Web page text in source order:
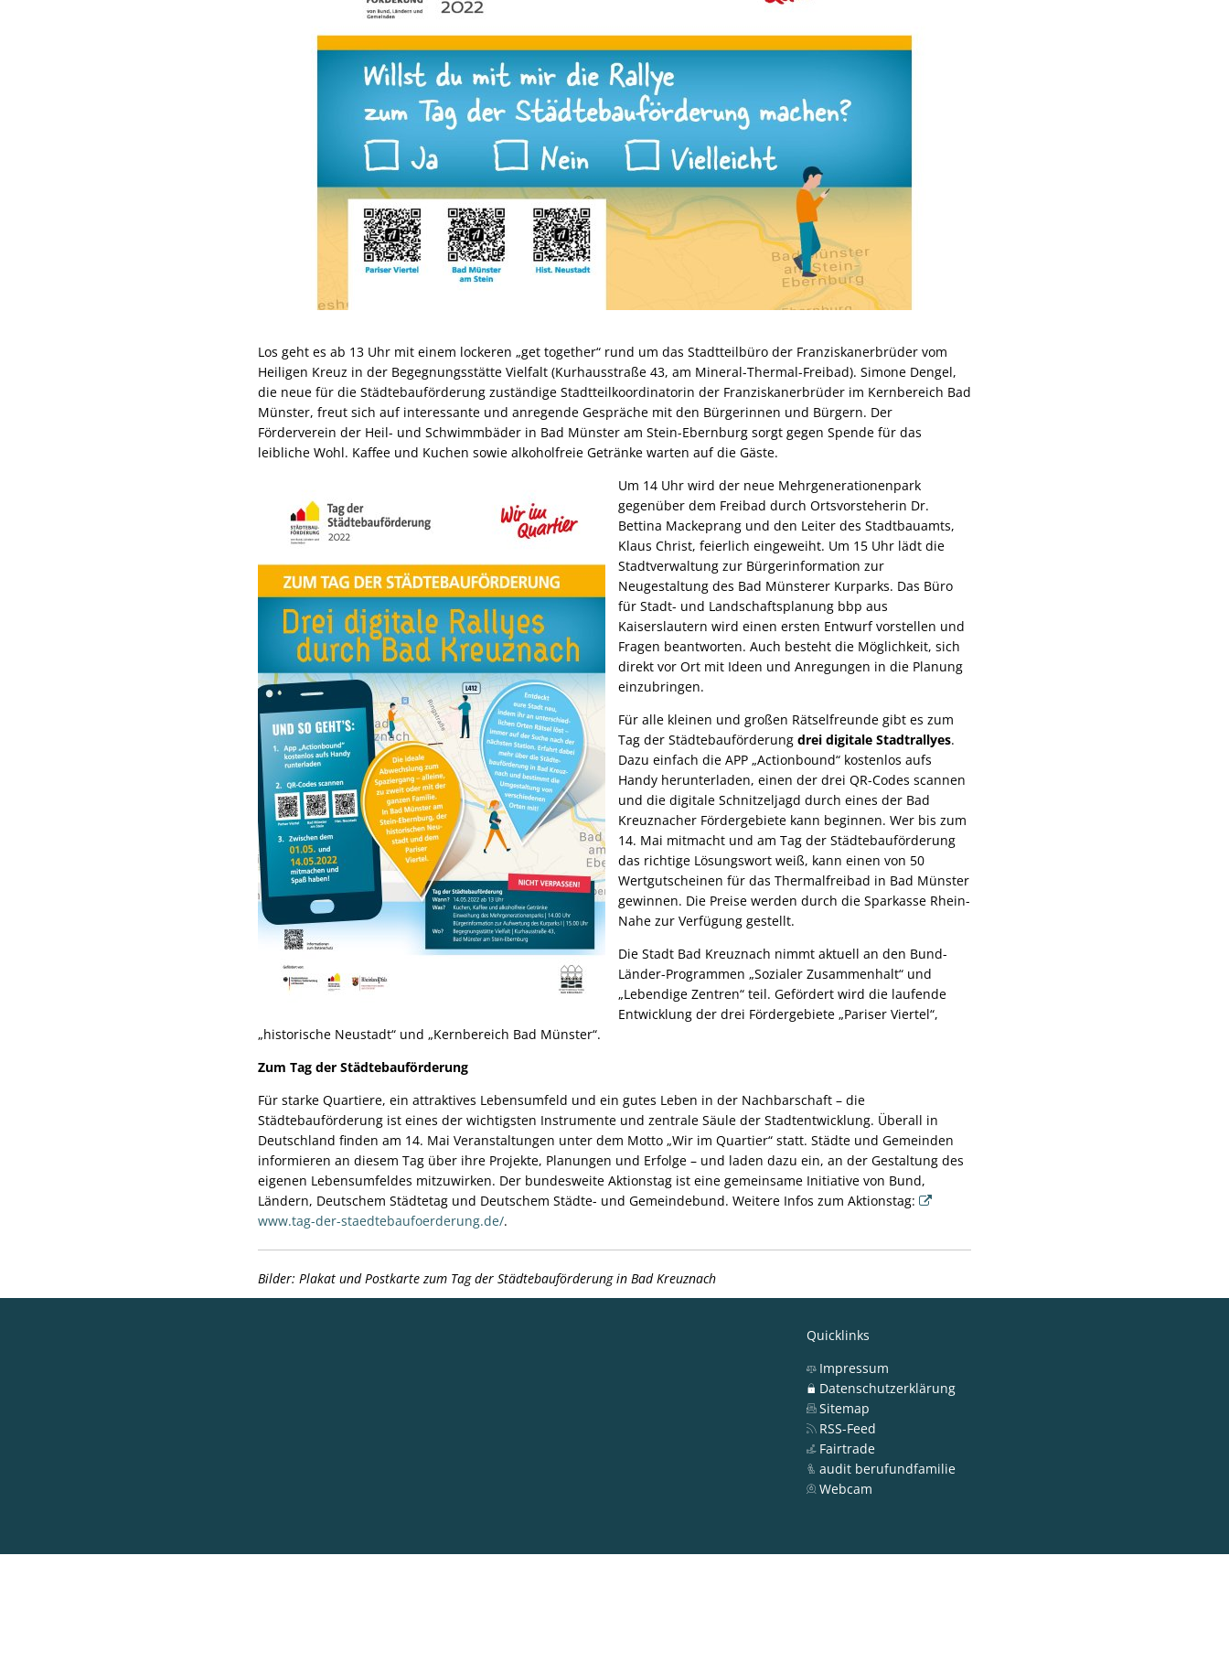
Los geht es ab 13 Uhr mit einem lockeren „get together“ rund um das Stadtteilbüro der Franziskanerbrüder vom
Heiligen Kreuz in der Begegnungsstätte Vielfalt (Kurhausstraße 43, am Mineral-Thermal-Freibad). Simone Dengel,
die neue für die Städtebauförderung zuständige Stadtteilkoordinatorin der Franziskanerbrüder im Kernbereich Bad
Münster, freut sich auf interessante und anregende Gespräche mit den Bürgerinnen und Bürgern. Der
Förderverein der Heil- und Schwimmbäder in Bad Münster am Stein-Ebernburg sorgt gegen Spende für das
leibliche Wohl. Kaffee und Kuchen sowie alkoholfreie Getränke warten auf die Gäste.
Um 14 Uhr wird der neue Mehrgenerationenpark
gegenüber dem Freibad durch Ortsvorsteherin Dr.
Bettina Mackeprang und den Leiter des Stadtbauamts,
Klaus Christ, feierlich eingeweiht. Um 15 Uhr lädt die
Stadtverwaltung zur Bürgerinformation zur
Neugestaltung des Bad Münsterer Kurparks. Das Büro
für Stadt- und Landschaftsplanung bbp aus
Kaiserslautern wird einen ersten Entwurf vorstellen und
Fragen beantworten. Auch besteht die Möglichkeit, sich
direkt vor Ort mit Ideen und Anregungen in die Planung
einzubringen.
Für alle kleinen und großen Rätselfreunde gibt es zum
Tag der Städtebauförderung drei digitale Stadtrallyes.
Dazu einfach die APP „Actionbound“ kostenlos aufs
Handy herunterladen, einen der drei QR-Codes scannen
und die digitale Schnitzeljagd durch eines der Bad
Kreuznacher Fördergebiete kann beginnen. Wer bis zum
14. Mai mitmacht und am Tag der Städtebauförderung
das richtige Lösungswort weiß, kann einen von 50
Wertgutscheinen für das Thermalfreibad in Bad Münster
gewinnen. Die Preise werden durch die Sparkasse Rhein-
Nahe zur Verfügung gestellt.
Die Stadt Bad Kreuznach nimmt aktuell an den Bund-
Länder-Programmen „Sozialer Zusammenhalt“ und
„Lebendige Zentren“ teil. Gefördert wird die laufende
Entwicklung der drei Fördergebiete „Pariser Viertel“,
„historische Neustadt“ und „Kernbereich Bad Münster“.
Zum Tag der Städtebauförderung
Für starke Quartiere, ein attraktives Lebensumfeld und ein gutes Leben in der Nachbarschaft – die
Städtebauförderung ist eines der wichtigsten Instrumente und zentrale Säule der Stadtentwicklung. Überall in
Deutschland finden am 14. Mai Veranstaltungen unter dem Motto „Wir im Quartier“ statt. Städte und Gemeinden
informieren an diesem Tag über ihre Projekte, Planungen und Erfolge – und laden dazu ein, an der Gestaltung des
eigenen Lebensumfeldes mitzuwirken. Der bundesweite Aktionstag ist eine gemeinsame Initiative von Bund,
Ländern, Deutschem Städtetag und Deutschem Städte- und Gemeindebund. Weitere Infos zum Aktionstag:
www.tag-der-staedtebaufoerderung.de/.
Bilder: Plakat und Postkarte zum Tag der Städtebauförderung in Bad Kreuznach
Quicklinks
Impressum
Datenschutzerklärung
Sitemap
RSS-Feed
Fairtrade
audit berufundfamilie
Webcam